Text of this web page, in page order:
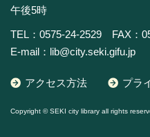
午後5時
TEL：0575-24-2529 FAX：
E-mail：lib@city.seki.gifu.jp
アクセス方法 プラ
Copyright © SEKI city library all rights